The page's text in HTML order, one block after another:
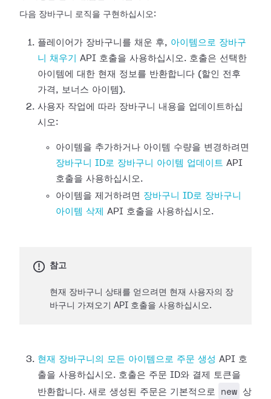
다음 장바구니 로직을 구현하십시오:
플레이어가 장바구니를 채운 후, 아이템으로 장바구
니 채우기
API 호출을 사용하십시오. 호출은 선택한
아이템에 대한 현재 정보를 반환합니다 (할인 전후
가격, 보너스 아이템).
사용자 작업에 따라 장바구니 내용을 업데이트하십
시오:
아이템을 추가하거나 아이템 수량을 변경하려면
장바구니 ID로 장바구니 아이템 업데이트 API
호출을 사용하십시오.
아이템을 제거하려면 장바구니 ID로 장바구니
아이템 삭제
API 호출을 사용하십시오.
참고
현재 장바구니 상태를 얻으려면 현재 사용자의 장
바구니 가져오기 API 호출을 사용하십시오.
현재 장바구니의 모든 아이템으로 주문 생성 API 호
출을 사용하십시오. 호출은 주문 ID와 결제 토큰을
반환합니다. 새로 생성된 주문은 기본적으로
new 상